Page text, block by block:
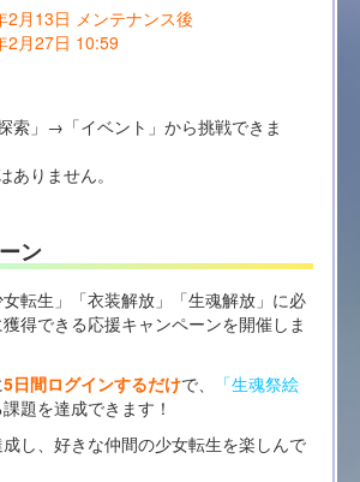
2月13日 メンテナンス後
2月27日 10:59
索」→「イベント」から挑戦できま
ありません。
ン
転生」「衣装解放」「生魂解放」に必
得できる応援キャンペーンを開催しま
5日間ログインするだけで、
「生魂祭絵
題を達成できます！
し、好きな仲間の少女転生を楽しんで